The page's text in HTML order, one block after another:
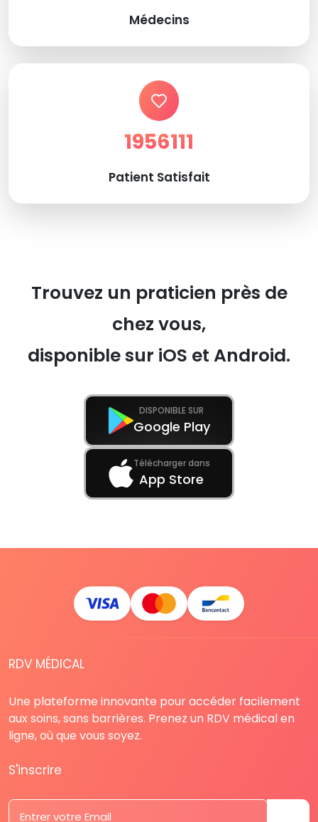
Médecins
1956111
Patient Satisfait
Trouvez un praticien près de
chez vous,
disponible sur iOS et Android.
DISPONIBLE SUR
Google Play
Télécharger dans
App Store
RDV MÉDICAL
Une plateforme innovante pour accéder facilement
aux soins, sans barrières. Prenez un RDV médical en
ligne, où que vous soyez.
S'inscrire